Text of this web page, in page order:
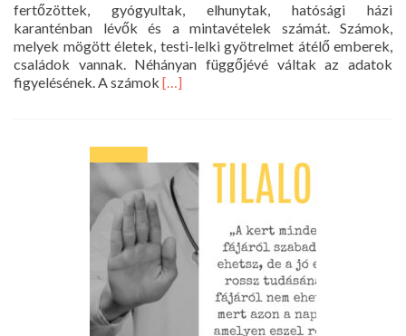
fertőzöttek, gyógyultak, elhunytak, hatósági házi
karanténban lévők és a mintavételek számát. Számok,
melyek mögött életek, testi-lelki gyötrelmet átélő emberek,
családok vannak. Néhányan függőjévé váltak az adatok
figyelésének. A számok Read
Számok
[…]